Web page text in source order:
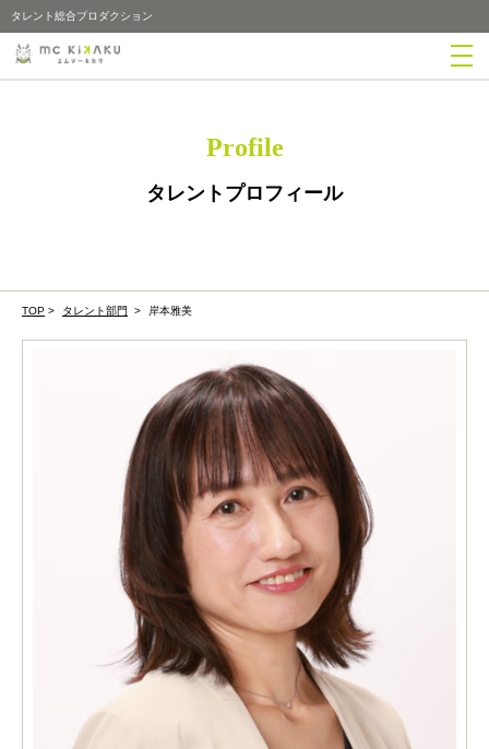
タレント総合プロダクション
Profile
タレントプロフィール
TOP > タレント部門 > 岸本雅美